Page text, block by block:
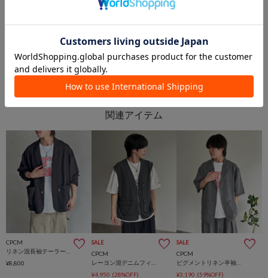
CPCM
¥8,800
SALE
CPCM
¥4,950 (28%OFF)
SALE
CPCM
¥3,190 (59%OFF)